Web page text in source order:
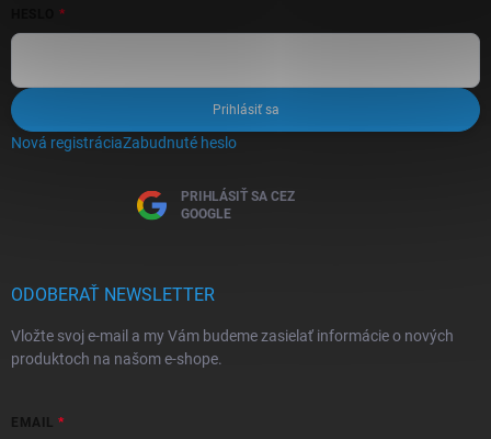
Prihlásiť sa
Nová registráciaZabudnuté heslo
PRIHLÁSIŤ SA CEZ
GOOGLE
ODOBERAŤ NEWSLETTER
Vložte svoj e-mail a my Vám budeme zasielať informácie o nových
produktoch na našom e-shope.
EMAIL